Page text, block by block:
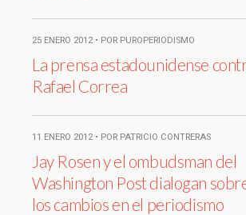
25 ENERO 2012 • POR PUROPERIODISMO
La prensa estadounidense
Rafael Correa
11 ENERO 2012 • POR PATRICIO CONTRERAS
Jay Rosen y el ombudsman del
Washington Post dialogan
los cambios en el periodismo